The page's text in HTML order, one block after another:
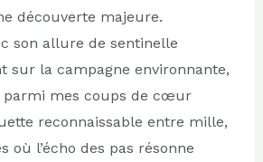
découverte majeure.
son allure de sentinelle
sur la campagne environnante,
parmi mes coups de cœur
reconnaissable entre mille,
où l’écho des pas résonne